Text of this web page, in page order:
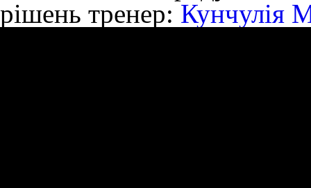
рішень тренер: Кунчулія